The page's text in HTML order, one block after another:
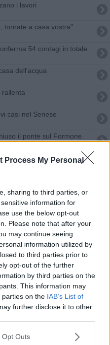
Process My Personal
sharing to third parties, or
information for
use the below opt-out
Please note that after your
may continue seeing
information utilized by
to third parties prior to
opt-out of the further
by third parties on the
This information may
parties on the IAB’s List of
further disclose it to other
Opt Outs
i lavori
tornate a casa vostra"
54 contagi in totale
dell'acqua
rallenta
casi nel Senese
il ponte sul Formone
scuola sbarrata
di nuovo coronavirus
si può fare e cosa no
ma raddoppia in città
130 nuovi malati
ristori per le attività
check up dei cavi
città e provincia